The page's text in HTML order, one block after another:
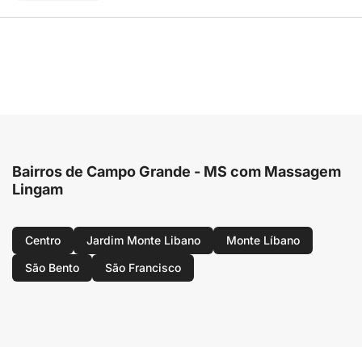
Bairros de Campo Grande - MS com Massagem
Lingam
Centro Jardim Monte Libano
Monte Líbano
São Bento
São Francisco